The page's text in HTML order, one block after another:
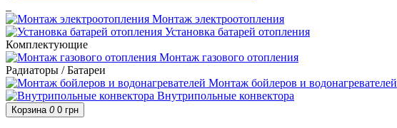
Монтаж электроотопления
Установка батарей отопления
Комплектующие
Монтаж газового отопления
Радиаторы / Батареи
Монтаж бойлеров и водонагревателей
Внутрипольные конвектора
Корзина 0 0 грн